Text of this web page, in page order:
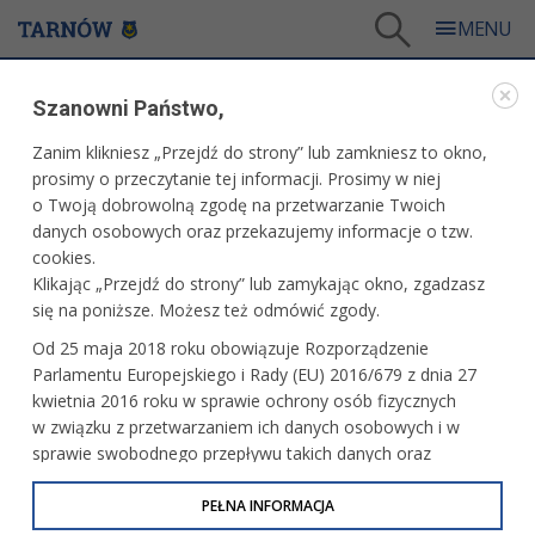
Budowa ponadregionalnego Centrum Sportowo-Rekreacyjnego przy ul. Piłsudskiego w
Tarnowie – Budowa Parku Wodnego
WARTO PRZECZYTAĆ
BUDOWA PONADREGIONALNEGO CENTRUM
SPORTOWO-REKREACYJNEGO PRZY UL.
PIŁSUDSKIEGO W TARNOWIE – BUDOWA PARKU
WODNEGO
23.03.2010, 16:12 Redakcja serwisu
Szanowni Państwo,
Zanim klikniesz „Przejdź do strony” lub zamkniesz to okno,
prosimy o przeczytanie tej informacji. Prosimy w niej
o Twoją dobrowolną zgodę na przetwarzanie Twoich
danych osobowych oraz przekazujemy informacje o tzw.
cookies.
Klikając „Przejdź do strony” lub zamykając okno, zgadzasz
się na poniższe. Możesz też odmówić zgody.
Od 25 maja 2018 roku obowiązuje Rozporządzenie
Parlamentu Europejskiego i Rady (EU) 2016/679 z dnia 27
kwietnia 2016 roku w sprawie ochrony osób fizycznych
w związku z przetwarzaniem ich danych osobowych i w
sprawie swobodnego przepływu takich danych oraz
uchylenia dyrektywy 95/46/WE (określane jako RODO, GDPR
lub Ogólne Rozporządzenie o Ochronie Danych
PEŁNA INFORMACJA